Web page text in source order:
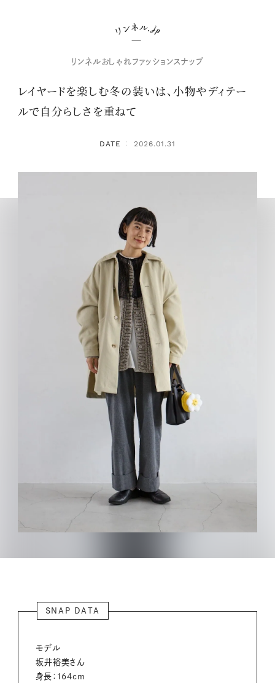
リンネルおしゃれファッションスナップ
レイヤードを楽しむ冬の装いは、小物やディテー
ルで自分らしさを重ねて
DATE ： 2026.01.31
SNAP DATA
モデル
坂井裕美さん
身長：164cm